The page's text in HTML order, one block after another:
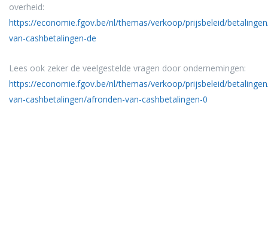
overheid:
https://economie.fgov.be/nl/themas/verkoop/prijsbeleid/
van-cashbetalingen-de
Lees ook zeker de veelgestelde vragen door ondernemingen:
https://economie.fgov.be/nl/themas/verkoop/prijsbeleid/
van-cashbetalingen/afronden-van-cashbetalingen-0